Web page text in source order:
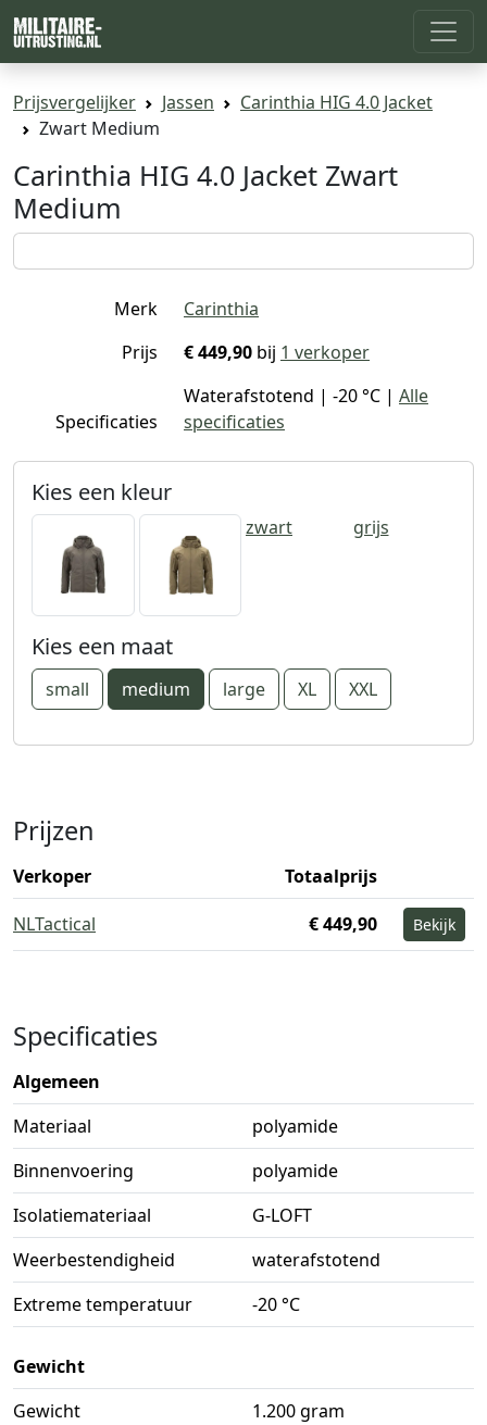
Prijsvergelijker Jassen
Carinthia HIG 4.0 Jacket
Zwart Medium
Carinthia HIG 4.0 Jacket Zwart
Medium
Merk
Carinthia
Prijs
€ 449,90 bij 1 verkoper
Specificaties
Waterafstotend | -20 °C | Alle
specificaties
Kies een kleur
zwart grijs
Kies een maat
small medium large XL XXL
Prijzen
Verkoper
Totaalprijs
NLTactical
€ 449,90 Bekijk
Specificaties
Algemeen
Materiaal
polyamide
Binnenvoering
polyamide
Isolatiemateriaal
G-LOFT
Weerbestendigheid
waterafstotend
Extreme temperatuur
-20 °C
Gewicht
Gewicht
1.200 gram